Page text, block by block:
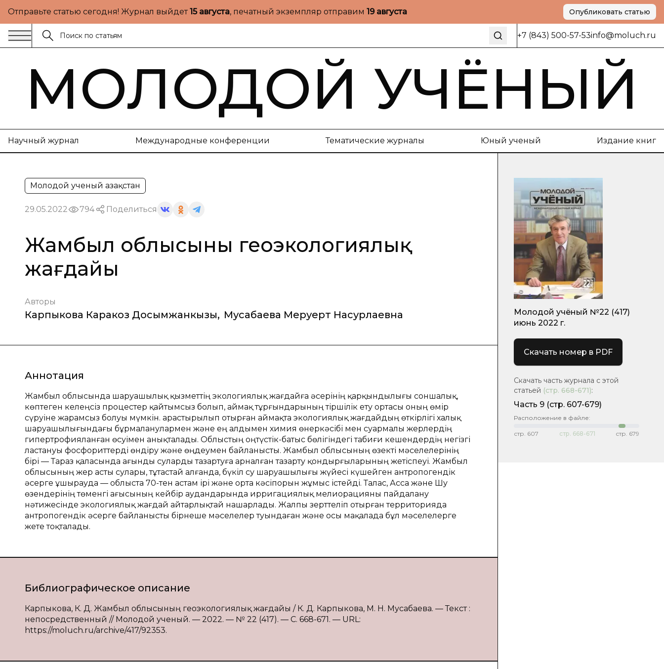
Отправьте статью сегодня! Журнал выйдет15 августа, печатный экземпляр отправим 19 августа Опубликовать статью
+7 (843) 500-57-53info@moluch.ru
МОЛОДОЙ УЧЁНЫЙ
Научный журнал Международные конференции Тематические журналы Юный ученый Издание книг
Молодой ученый Қазақстан
29.05.2022 794 Поделиться
Жамбыл облысының геоэкологиялық
жағдайы
Авторы
Карпыкова Каракоз Досымжанкызы, Мусабаева Меруерт Насурлаевна
Аннотация
Жамбыл облысында шаруашылық қызметтің экологиялық жағдайға әсерінің қарқындылығы соншалық,
көптеген келеңсіз процестер қайтымсыз болып, аймақ тұрғындарының тіршілік ету ортасы оның өмір
сүруіне жарамсыз болуы мүмкін. Қарастырылып отырған аймақта экологиялық жағдайдың өткірлігі халық
шаруашылығындағы бұрмаланулармен және ең алдымен химия өнеркәсібі мен суармалы жерлердің
гипертрофияланған өсуімен анықталады. Облыстың оңтүстік-батыс бөлігіндегі табиғи кешендердің негізгі
ластануы фосфориттерді өндіру және өңдеумен байланысты. Жамбыл облысының өзекті мәселелерінің
бірі — Тараз қаласында ағынды суларды тазартуға арналған тазарту қондырғыларының жетіспеуі. Жамбыл
облысының жер асты сулары, тұтастай алғанда, бүкіл су шаруашылығы жүйесі күшейген антропогендік
әсерге ұшырауда — облыста 70-тен астам ірі және орта кәсіпорын жұмыс істейді. Талас, Асса және Шу
өзендерінің төменгі ағысының кейбір аудандарында ирригациялық мелиорацияны пайдалану
нәтижесінде экологиялық жағдай айтарлықтай нашарлады. Жалпы зерттеліп отырған территорияда
антропогендік әсерге байланысты бірнеше мәселелер туындаған және осы мақалада бұл мәселелерге
жете тоқталады.
Библиографическое описание
Карпыкова, К. Д. Жамбыл облысының геоэкологиялық жағдайы / К. Д. Карпыкова, М. Н. Мусабаева. — Текст :
непосредственный // Молодой ученый. — 2022. — № 22 (417). — С. 668-671. — URL:
https://moluch.ru/archive/417/92353.
Молодой учёный №22 (417)
июнь 2022 г.
Скачать номер в PDF
Скачать часть журнала с этой
статьей (стр. 668-671):
Часть 9 (стр. 607-679)
Расположение в файле:
стр. 607 стр. 668-671 стр. 679